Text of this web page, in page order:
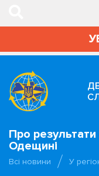
Про результати
Одещині
Всі новини
У